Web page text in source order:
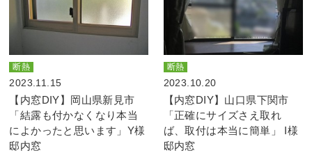
断熱
2023.11.15
【内窓DIY】岡山県新見市
「結露も付かなくなり本当
によかったと思います」Y様
邸内窓
断熱
2023.10.20
【内窓DIY】山口県下関市
「正確にサイズさえ取れ
ば、取付は本当に簡単」 I様
邸内窓